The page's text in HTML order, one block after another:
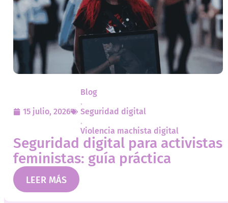
15 julio, 2026
Blog
,
Seguridad digital
,
Violencia machista digital
Seguridad digital para activistas
feministas: guía práctica
LEER MÁS